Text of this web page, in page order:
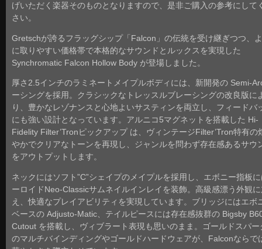
げいただく楽器そのものとなりますので、是非ご購入の参考にして
さい。
Gretschが誇るフラッグシップ「Falcon」の伝統を受け継ぎつつ、
に取りやすい価格帯で本格的なサウンドとルックスを実現した
Synchromatic Falcon Hollow Body が登場しました。
厚さ2.5インチのラミネートメイプルボディには、新開発の Semi-
ーシングを採用。クラシックなトレッスルブレーシングの改良版に
り、豊かなレゾナンスと心地よいサスティンを両立し、フィードバ
にも強い設計となっています。アルニコ5マグネットを搭載した Hi-
Fidelity Filter’Tronピックアップ は、ヴィンテージFilter’Tron特有の
やかでクリアなトーンを再現し、ジャンルを問わず存在感あるサウ
をアウトプットします。
ネックにはソフト”C”シェイプのメイプルを採用し、エボニー指板
ーロイドNeo-Classicサムネイルインレイを装飾。高級感漂う外観
え、快適なプレイアビリティを実現しています。ブリッジにはエボ
ベースの Adjusto-Matic、テイルピースには存在感抜群の Bigsby
Cutout を搭載し、ヴィブラート表現も思いのまま。ゴールドスパー
のマルチバインディングやゴールドハードウェアが、Falconならで